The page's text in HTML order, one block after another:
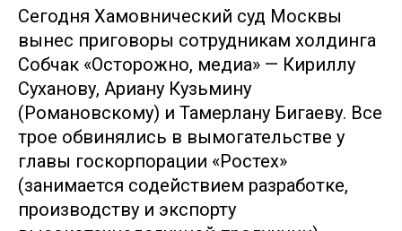
Сегодня Хамовнический суд Москвы
вынес приговоры сотрудникам холдинга
Собчак «Осторожно, медиа» — Кириллу
Суханову, Ариану Кузьмину
(Романовскому) и Тамерлану Бигаеву. Все
трое обвинялись в вымогательстве у
главы госкорпорации «Ростех»
(занимается содействием разработке,
производству и экспорту